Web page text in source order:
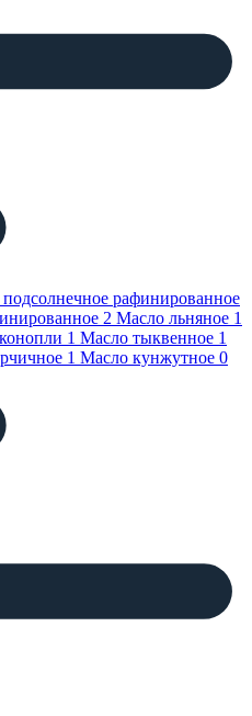
рафинированное
2 Масло льняное 1
1 Масло тыквенное 1
1 Масло кунжутное 0